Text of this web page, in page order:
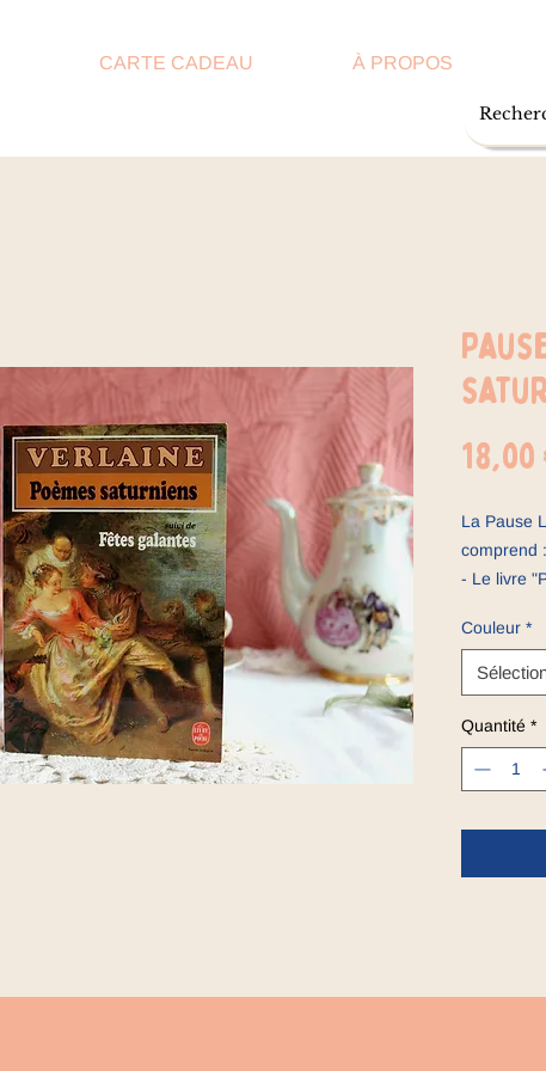
CARTE CADEAU À PROPOS
18,00
La Pause
comprend :
- Le livre
- 1
livre au
et "Royale"
Couleur *
Quantité *